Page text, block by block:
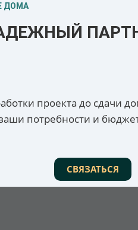
ДОМА
проекта до
потребности и
СВЯЗАТЬСЯ